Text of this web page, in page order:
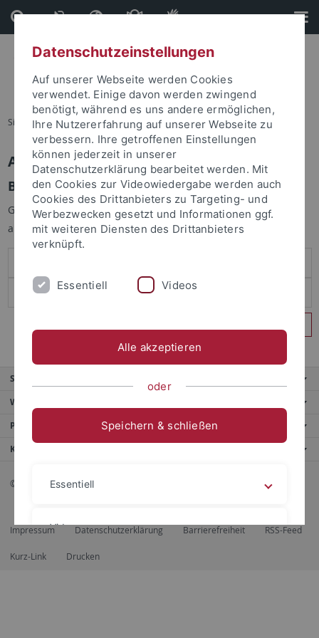
Direkt
zum
Inhalt
Direkt
zur
Fußleiste
Sie sind hier: Startseite
Anmelden
Benutzeranmeldung
Geben Sie Ihren Benutzernamen und Ihr Passwort an um sich
anzumelden:
Service
Weitere Angebote
Portale
Kontaktinfo
© 2026 Eberhard Karls Universität Tübingen, Tübingen
Impressum Datenschutzerklärung Barrierefreiheit RSS-Feed
Kurz-Link Drucken
Datenschutzeinstellungen
Auf unserer Webseite werden Cookies
verwendet. Einige davon werden zwingend
benötigt, während es uns andere ermöglichen,
Ihre Nutzererfahrung auf unserer Webseite zu
verbessern. Ihre getroffenen Einstellungen
können jederzeit in unserer
Datenschutzerklärung bearbeitet werden. Mit
den Cookies zur Videowiedergabe werden auch
Cookies des Drittanbieters zu Targeting- und
Werbezwecken gesetzt und Informationen ggf.
mit weiteren Diensten des Drittanbieters
verknüpft.
Essentiell Videos
Alle akzeptieren
oder
Speichern & schließen
Essentiell
Videos